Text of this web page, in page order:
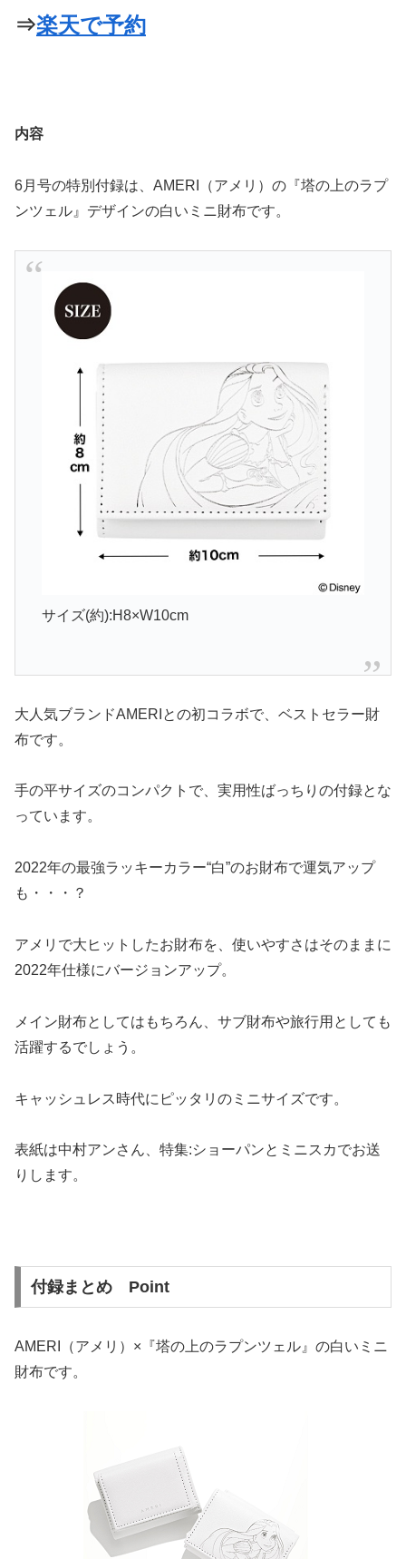
⇒楽天で予約
内容
6月号の特別付録は、AMERI（アメリ）の『塔の上のラプ
ンツェル』デザインの白いミニ財布です。
サイズ(約):H8×W10cm
大人気ブランドAMERIとの初コラボで、ベストセラー財
布です。
手の平サイズのコンパクトで、実用性ばっちりの付録とな
っています。
2022年の最強ラッキーカラー“白”のお財布で運気アップ
も・・・？
アメリで大ヒットしたお財布を、使いやすさはそのままに
2022年仕様にバージョンアップ。
メイン財布としてはもちろん、サブ財布や旅行用としても
活躍するでしょう。
キャッシュレス時代にピッタリのミニサイズです。
表紙は中村アンさん、特集:ショーパンとミニスカでお送
りします。
付録まとめ Point
AMERI（アメリ）×『塔の上のラプンツェル』の白いミニ
財布です。